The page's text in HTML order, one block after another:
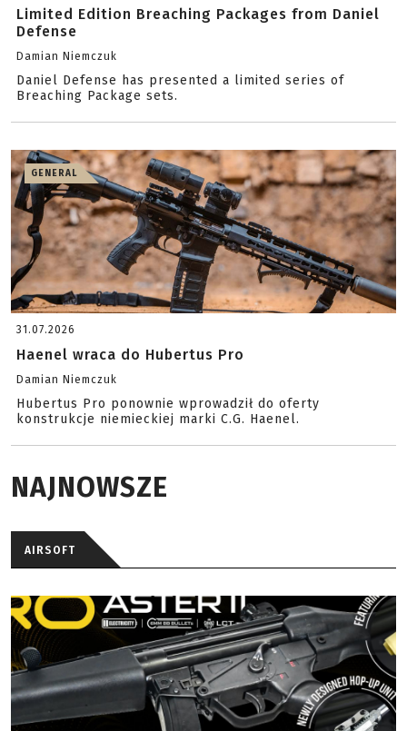
Limited Edition Breaching Packages from Daniel
Defense
Damian Niemczuk
Daniel Defense has presented a limited series of
Breaching Package sets.
GENERAL
31.07.2026
Haenel wraca do Hubertus Pro
Damian Niemczuk
Hubertus Pro ponownie wprowadził do oferty
konstrukcje niemieckiej marki C.G. Haenel.
NAJNOWSZE
AIRSOFT